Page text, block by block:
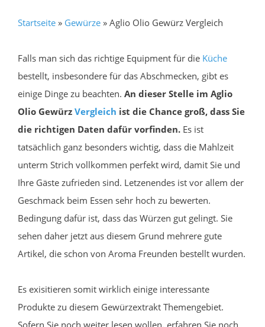
Startseite » Gewürze » Aglio Olio Gewürz Vergleich
Falls man sich das richtige Equipment für die Küche
bestellt, insbesondere für das Abschmecken, gibt es
einige Dinge zu beachten. An dieser Stelle im Aglio
Olio Gewürz Vergleich ist die Chance groß, dass Sie
die richtigen Daten dafür vorfinden. Es ist
tatsächlich ganz besonders wichtig, dass die Mahlzeit
unterm Strich vollkommen perfekt wird, damit Sie und
Ihre Gäste zufrieden sind. Letzenendes ist vor allem der
Geschmack beim Essen sehr hoch zu bewerten.
Bedingung dafür ist, dass das Würzen gut gelingt. Sie
sehen daher jetzt aus diesem Grund mehrere gute
Artikel, die schon von Aroma Freunden bestellt wurden.
Es exisitieren somit wirklich einige interessante
Produkte zu diesem Gewürzextrakt Themengebiet.
Sofern Sie noch weiter lesen wollen, erfahren Sie noch